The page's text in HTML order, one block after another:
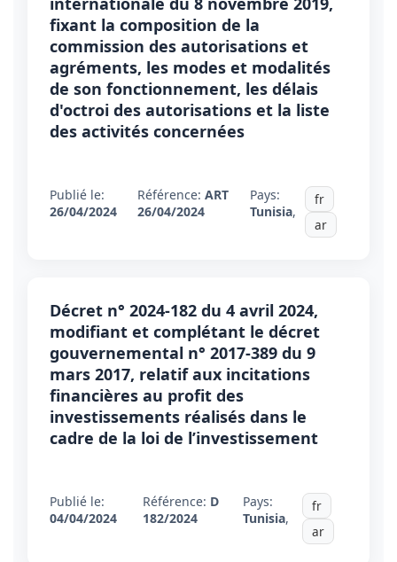
fixant la composition de la
commission des autorisations et
agréments, les modes et modalités
de son fonctionnement, les délais
d'octroi des autorisations et la liste
des activités concernées
Publié le:
26/04/2024
Référence: ART
26/04/2024
Pays:
Tunisia,
fr
ar
Décret n° 2024-182 du 4 avril 2024,
modifiant et complétant le décret
gouvernemental n° 2017-389 du 9
mars 2017, relatif aux incitations
financières au profit des
investissements réalisés dans le
cadre de la loi de l’investissement
Publié le:
04/04/2024
Référence: D
182/2024
Pays:
Tunisia,
fr
ar